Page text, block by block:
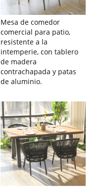
Mesa de comedor
comercial para patio,
resistente a la
intemperie, con tablero
de madera
contrachapada y patas
de aluminio.